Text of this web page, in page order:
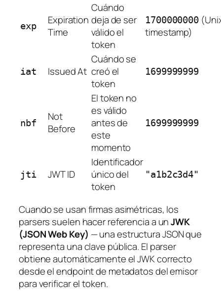
exp
Expiration
Time
Cuándo
deja de ser
válido el
token
1700000000
timestamp)
iat Issued At
Cuándo se
creó el
token
1699999999
nbf
Not
Before
El token no
es válido
antes de
este
momento
1699999999
jti JWT ID
Identificador
único del
token
"a1b2c3d4"
Cuando se usan firmas asimétricas, los
parsers suelen hacer referencia a unJWK
(JSON Web Key) — una estructura JSON que
representa una clave pública. El parser
obtiene automáticamente el JWK correcto
desde el endpoint de metadatos del emisor
para verificar el token.